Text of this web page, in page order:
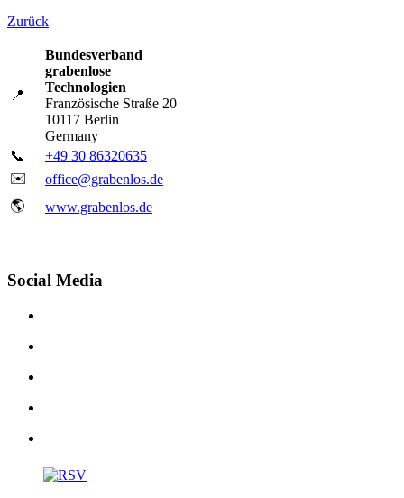
Zurück
📍
Bundesverband
grabenlose
Technologien
Französische Straße 20
10117 Berlin
Germany
📞
+49 30 86320635
✉️
office@grabenlos.de
🌎
www.grabenlos.de
Social Media